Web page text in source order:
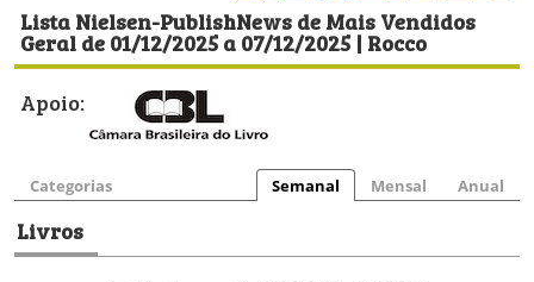
Lista Nielsen-PublishNews de Mais Vendidos
Geral de 01/12/2025 a 07/12/2025 | Rocco
Apoio:
Categorias Semanal Mensal Anual
Livros